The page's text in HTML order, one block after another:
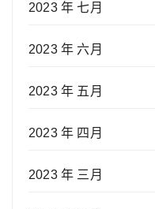
2023 年 七月
2023 年 六月
2023 年 五月
2023 年 四月
2023 年 三月